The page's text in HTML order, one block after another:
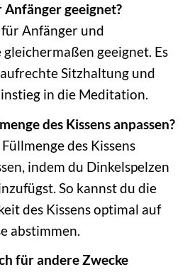
Anfänger geeignet?
für Anfänger und
geeignet. Es
Sitzhaltung und
in die Meditation.
des Kissens anpassen?
des Kissens
indem du Dinkelspelzen
So kannst du die
des Kissens optimal auf
abstimmen.
für andere Zwecke